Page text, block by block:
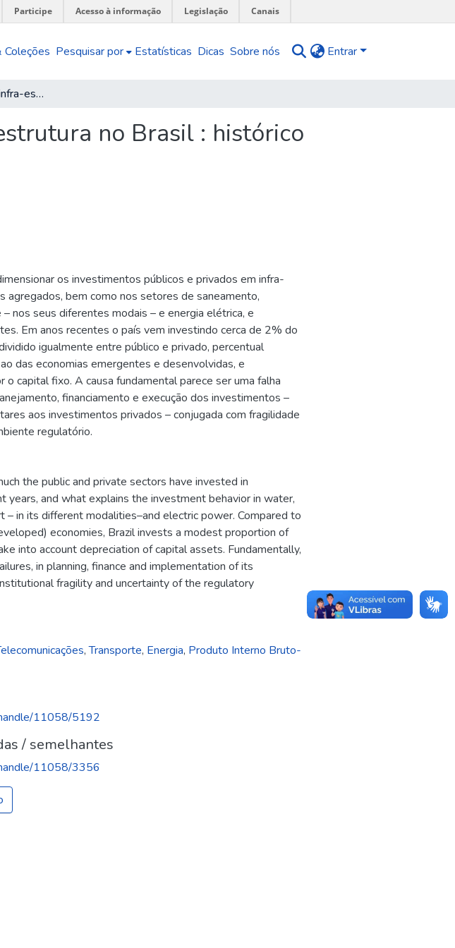
Participe Acesso à informação Legislação Canais
Coleções Pesquisar por Estatísticas Dicas Sobre nós Entrar
O investimento em infra-estrutura no Brasil : histórico recente e perspectivas
no Brasil : histórico
os investimentos públicos e privados em infra-
agregados, bem como nos setores de saneamento,
nos seus diferentes modais – e energia elétrica, e
Em anos recentes o país vem investindo cerca de 2% do
igualmente entre público e privado, percentual
das economias emergentes e desenvolvidas, e
o capital fixo. A causa fundamental parece ser uma falha
financiamento e execução dos investimentos –
aos investimentos privados – conjugada com fragilidade
regulatório.
the public and private sectors have invested in
years, and what explains the investment behavior in water,
– in its different modalities–and electric power. Compared to
economies, Brazil invests a modest proportion of
into account depreciation of capital assets. Fundamentally,
in planning, finance and implementation of its
fragility and uncertainty of the regulatory
,Transporte, Energia, Produto Interno Bruto-
11058/5192
/ semelhantes
11058/3356